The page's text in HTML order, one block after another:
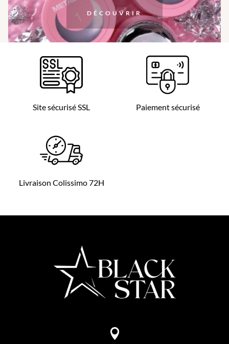
DÉCOUVRIR
Site sécurisé SSL Paiement sécurisé
Livraison Colissimo 72H
